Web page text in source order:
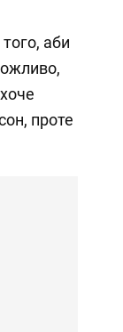
аби
проте